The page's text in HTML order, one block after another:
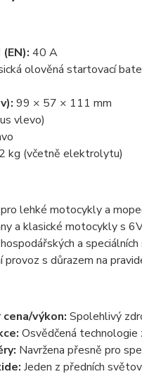
40 A
olověná startovací
99 × 57 × 111 mm
vlevo)
kg (včetně elektrolytu)
lehké motocykly a
a klasické motocykly s
a speciálních
provoz s důrazem na
výkon: Spolehlivý
Osvědčená
Navržena přesně pro
Jeden z předních